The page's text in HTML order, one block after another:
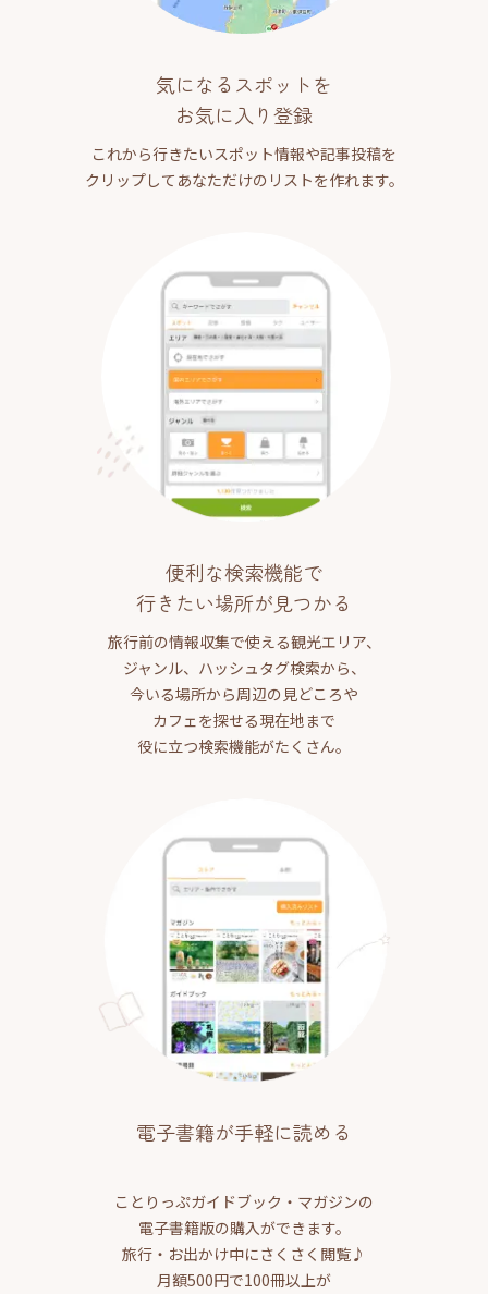
気になるスポットを
お気に入り登録
これから行きたいスポット情報や記事投稿を
クリップしてあなただけのリストを作れます。
便利な検索機能で
行きたい場所が見つかる
旅行前の情報収集で使える観光エリア、
ジャンル、ハッシュタグ検索から、
今いる場所から周辺の見どころや
カフェを探せる現在地まで
役に立つ検索機能がたくさん。
電子書籍が手軽に読める
ことりっぷガイドブック・マガジンの
電子書籍版の購入ができます。
旅行・お出かけ中にさくさく閲覧♪
月額500円で100冊以上が